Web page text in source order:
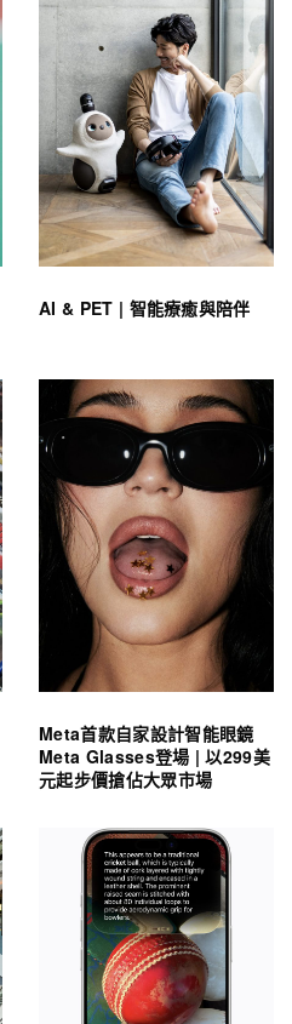
AI & PET | 智能療癒與陪伴
Meta首款自家設計智能眼鏡
Meta Glasses登場 | 以299美
元起步價搶佔大眾市場